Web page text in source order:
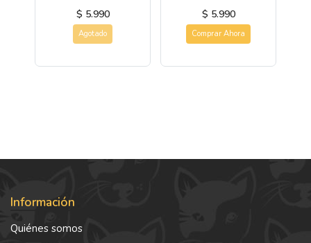
$ 5.990
Agotado
$ 5.990
Comprar Ahora
Información
Quiénes somos